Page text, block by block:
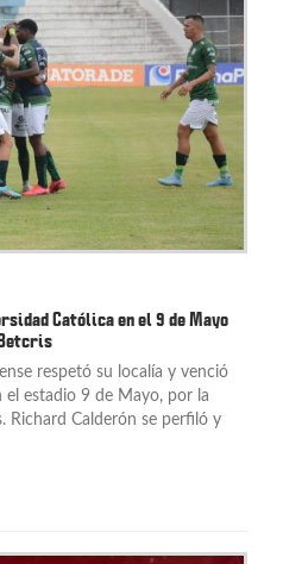
Católica en el 9 de Mayo
respetó su localía y venció
el estadio 9 de Mayo, por la
Richard Calderón se perfiló y